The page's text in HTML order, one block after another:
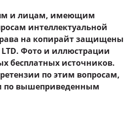
и лицам, имеющим
интеллектуальной
на копирайт защищены
LTD. Фото и иллюстрации
бесплатных источников.
по этим вопросам,
по вышеприведенным